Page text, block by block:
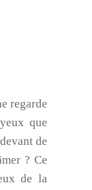
regarde
que
de
? Ce
de la